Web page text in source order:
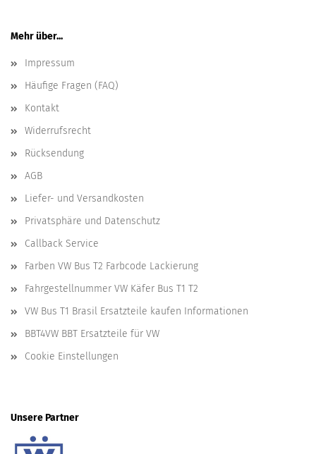
Mehr über...
Impressum
Häufige Fragen (FAQ)
Kontakt
Widerrufsrecht
Rücksendung
AGB
Liefer- und Versandkosten
Privatsphäre und Datenschutz
Callback Service
Farben VW Bus T2 Farbcode Lackierung
Fahrgestellnummer VW Käfer Bus T1 T2
VW Bus T1 Brasil Ersatzteile kaufen Informationen
BBT4VW BBT Ersatzteile für VW
Cookie Einstellungen
Unsere Partner